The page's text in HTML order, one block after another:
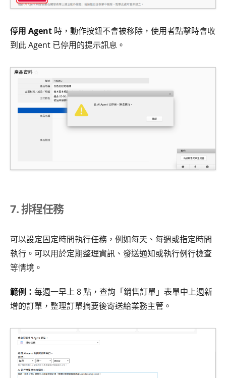
停用 Agent 時，動作按鈕不會被移除，使用者點擊時會收
到此 Agent 已停用的提示訊息。
7. 排程任務
可以設定固定時間執行任務，例如每天、每週或指定時間
執行。可以用於定期整理資訊、發送通知或執行例行檢查
等情境。
範例： 每週一早上 8 點，查詢「銷售訂單」表單中上週新
增的訂單，整理訂單摘要後寄送給業務主管。